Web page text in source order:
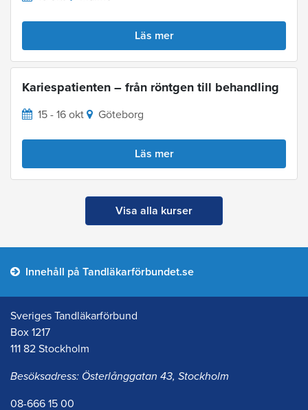
Läs mer
Kariespatienten – från röntgen till behandling
15 - 16 okt Göteborg
Läs mer
Visa alla kurser
Innehåll på Tandläkarförbundet.se
Sveriges Tandläkarförbund
Box 1217
111 82 Stockholm
Besöksadress: Österlånggatan 43, Stockholm
08-666 15 00